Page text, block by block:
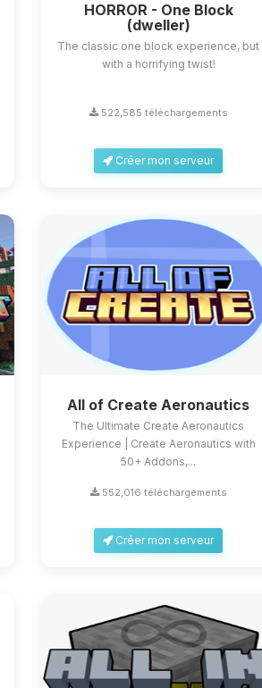
HORROR - One Block
(dweller)
The classic one block experience, but
with a horrifying twist!
522,585 téléchargements
Créer mon serveur
All of Create Aeronautics
The Ultimate Create Aeronautics
Experience | Create Aeronautics with
50+ Addons,...
552,016 téléchargements
Créer mon serveur